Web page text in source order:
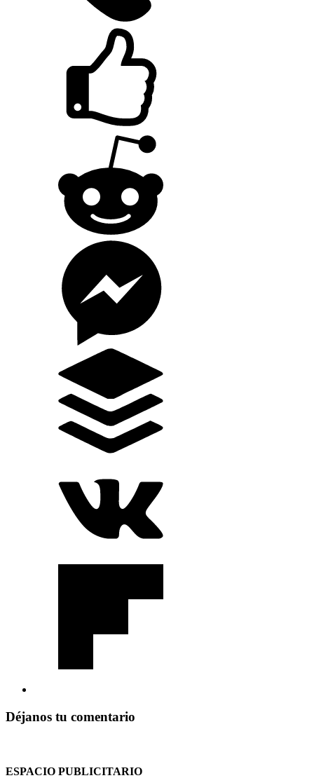
Déjanos tu comentario
ESPACIO PUBLICITARIO